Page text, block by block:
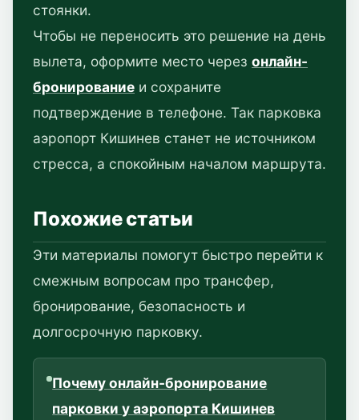
стоянки.
Чтобы не переносить это решение на день
вылета, оформите место через онлайн-
бронирование и сохраните
подтверждение в телефоне. Так парковка
аэропорт Кишинев станет не источником
стресса, а спокойным началом маршрута.
Похожие статьи
Эти материалы помогут быстро перейти к
смежным вопросам про трансфер,
бронирование, безопасность и
долгосрочную парковку.
Почему онлайн-бронирование
парковки у аэропорта Кишинев